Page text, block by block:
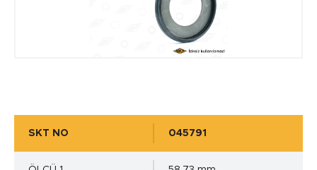
SKT NO 045791